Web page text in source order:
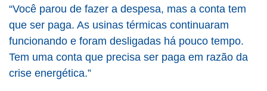
“Você parou de fazer a despesa, mas a conta tem
que ser paga. As usinas térmicas continuaram
funcionando e foram desligadas há pouco tempo.
Tem uma conta que precisa ser paga em razão da
crise energética.”